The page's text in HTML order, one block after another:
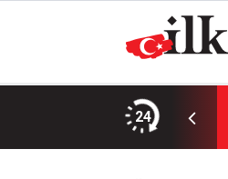
24
hamlesine imza attık